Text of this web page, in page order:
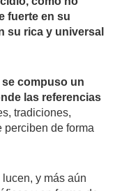
fuerte en su
su rica y universal
compuso un
las referencias
tradiciones,
perciben de forma
y más aún